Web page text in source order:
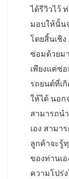
ได้รีวิวไว้
มอบให้นั้น
โดยสิ้นเชิ
ซ่อมด้วยม
เพียงแค่ซ่
รถยนต์ที่เ
ให้ได้ นอก
สามารถน
เอง สามา
ลูกค้าจะรู้
ของท่านเ
ความโปร่